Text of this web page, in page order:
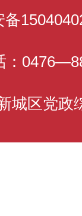
：
城区党政